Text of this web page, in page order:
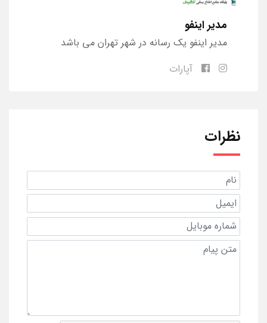
مدیر اینفو
مدیر اینفو یک رسانه در شهر تهران می باشد
آپارات
نظرات